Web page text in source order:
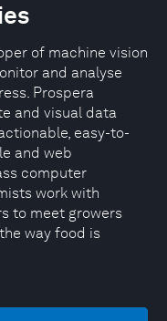
of machine vision
and analyse
Prospera
and visual data
easy-to-
and web
computer
work with
to meet growers
way food is